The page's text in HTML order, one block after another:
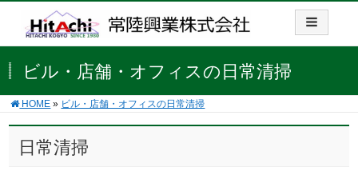
ビル・店舗・オフィスの日常清掃
HOME » ビル・店舗・オフィスの日常清掃
日常清掃